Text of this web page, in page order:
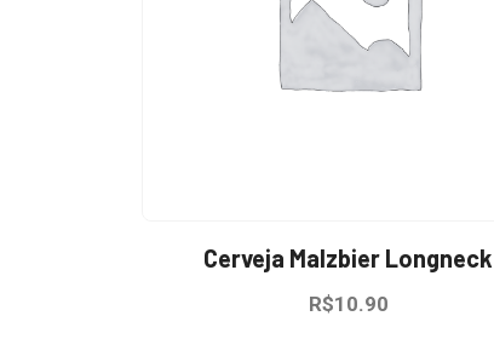
Cerveja Malzbier Longneck
R$10.90